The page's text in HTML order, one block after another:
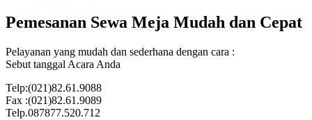
Pemesanan Sewa Meja Mudah dan Cepat
Pelayanan yang mudah dan sederhana dengan cara :
Sebut tanggal Acara Anda
Telp:(021)82.61.9088
Fax :(021)82.61.9089
Telp.087877.520.712